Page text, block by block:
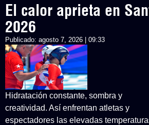
El calor aprieta en
2026
Publicado: agosto 7, 2026 | 09:33
Hidratación constante, sombra y
creatividad. Así enfrentan atletas y
espectadores las elevadas